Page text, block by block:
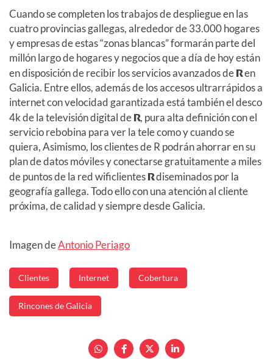
Cuando se completen los trabajos de despliegue en las
cuatro provincias gallegas, alrededor de 33.000 hogares
y empresas de estas “zonas blancas” formarán parte del
millón largo de hogares y negocios que a día de hoy están
en disposición de recibir los servicios avanzados deRen
Galicia. Entre ellos, además de los accesos ultrarrápidos a
internet con velocidad garantizada está también el desco
4k de la televisión digital deR, pura alta definición con el
servicio rebobina para ver la tele como y cuando se
quiera, Asimismo, los clientes de R podrán ahorrar en su
plan de datos móviles y conectarse gratuitamente a miles
de puntos de la red wificlientesRdiseminados por la
geografía gallega. Todo ello con una atención al cliente
próxima, de calidad y siempre desde Galicia.
Imagen deAntonio Periago
Clientes Internet Cobertura
Rincones de Galicia